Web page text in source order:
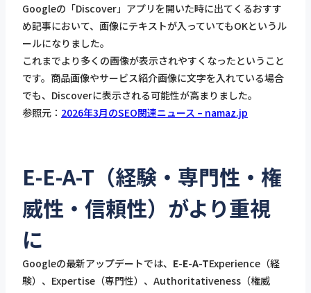
Googleの「Discover」アプリを開いた時に出てくるおすす
め記事において、画像にテキストが入っていてもOKというル
ールになりました。
これまでより多くの画像が表示されやすくなったということ
です。商品画像やサービス紹介画像に文字を入れている場合
でも、Discoverに表示される可能性が高まりました。
参照元： 2026年3月のSEO関連ニュース – namaz.jp
E-E-A-T（経験・専門性・権
威性・信頼性）がより重視
に
Googleの最新アップデートでは、 E-E-A-TExperience（経
験）、Expertise（専門性）、Authoritativeness（権威